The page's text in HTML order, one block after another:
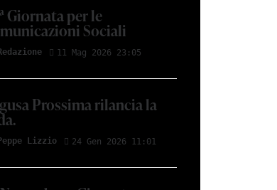
Giornata per le
Sociali
11 Mag 2026 23:05
Prossima rilancia la
Lizzio 24 Gen 2026 11:01